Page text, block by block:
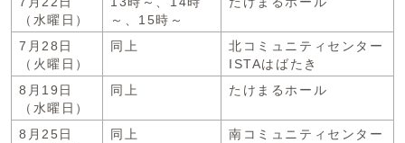
（水曜日）
～、15時～
7月28日
（火曜日）
同上
北コミュニティセンター
ISTAはばたき
8月19日
（水曜日）
同上 たけまるホール
8月25日
同上
南コミュニティセンター